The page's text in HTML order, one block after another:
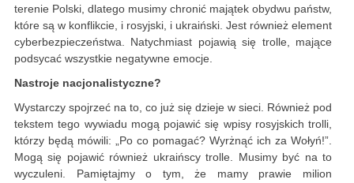
terenie Polski, dlatego musimy chronić majątek obydwu państw,
które są w konflikcie, i rosyjski, i ukraiński. Jest również element
cyberbezpieczeństwa. Natychmiast pojawią się trolle, mające
podsycać wszystkie negatywne emocje.
Nastroje nacjonalistyczne?
Wystarczy spojrzeć na to, co już się dzieje w sieci. Również pod
tekstem tego wywiadu mogą pojawić się wpisy rosyjskich trolli,
którzy będą mówili: „Po co pomagać? Wyrżnąć ich za Wołyń!”.
Mogą się pojawić również ukraińscy trolle. Musimy być na to
wyczuleni. Pamiętajmy o tym, że mamy prawie milion